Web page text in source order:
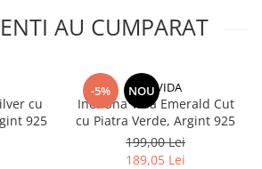
AU CUMPARAT
cu
925
-5% NOU
UNA VIDA
Inel Una Vida Emerald Cut
cu Piatra Verde, Argint 925
199,00 Lei
189,05 Lei